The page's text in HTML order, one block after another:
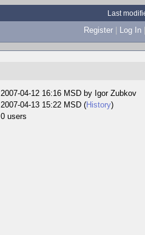
Last
Register | Log In |
2007-04-12 16:16 MSD by Igor Zubkov
2007-04-13 15:22 MSD (History)
0 users